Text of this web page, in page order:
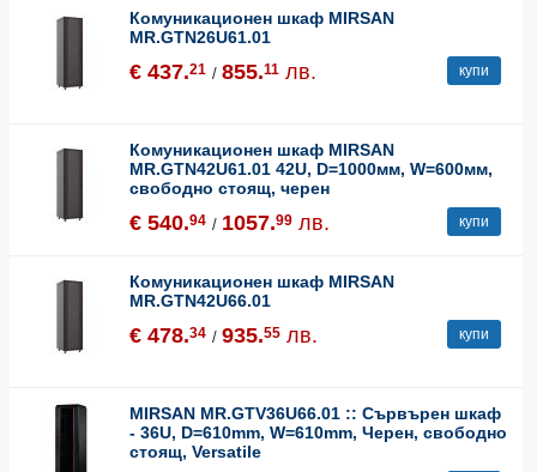
Комуникационен шкаф MIRSAN
MR.GTN26U61.01
€ 437.21 / 855.11 лв. купи
Комуникационен шкаф MIRSAN
MR.GTN42U61.01 42U, D=1000мм, W=600мм,
свободно стоящ, черен
€ 540.94 / 1057.99 лв. купи
Комуникационен шкаф MIRSAN
MR.GTN42U66.01
€ 478.34 / 935.55 лв. купи
MIRSAN MR.GTV36U66.01 :: Сървърен шкаф
- 36U, D=610mm, W=610mm, Черен, свободно
стоящ, Versatile